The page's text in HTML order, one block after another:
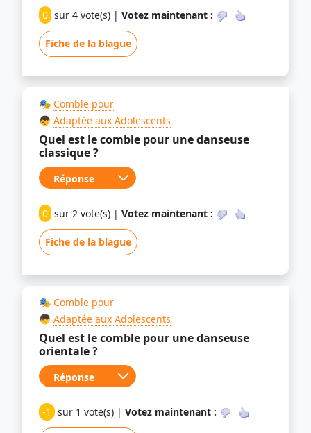
0 sur 4 vote(s) | Votez maintenant :
Fiche de la blague
🎭 Comble pour
👦 Adaptée aux Adolescents
Quel est le comble pour une danseuse
classique ?
0 sur 2 vote(s) | Votez maintenant :
Fiche de la blague
🎭 Comble pour
👦 Adaptée aux Adolescents
Quel est le comble pour une danseuse
orientale ?
-1 sur 1 vote(s) | Votez maintenant :